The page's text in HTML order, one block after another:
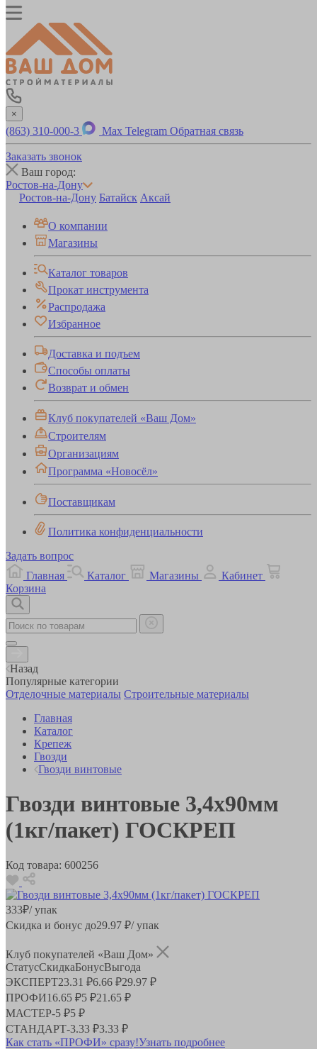
×
(863) 310-000-3 Max Telegram Обратная связь
Заказать звонок
Ваш город:
Ростов-на-Дону
Ростов-на-Дону Батайск Аксай
О компании
Магазины
Каталог товаров
Прокат инструмента
Распродажа
Избранное
Доставка и подъем
Способы оплаты
Возврат и обмен
Клуб покупателей «Ваш Дом»
Строителям
Организациям
Программа «Новосёл»
Поставщикам
Политика конфиденциальности
Задать вопрос
Главная
Каталог Магазины
Кабинет
Корзина
Назад
Популярные категории
Отделочные материалы Строительные материалы
Главная
Каталог
Крепеж
Гвозди
Гвозди винтовые
Гвозди винтовые 3,4х90мм
(1кг/пакет) ГОСКРЕП
Код товара: 600256
333₽/ упак
Скидка и бонус до29.97 ₽/ упак
Клуб покупателей «Ваш Дом»
СтатусСкидкаБонусВыгода
ЭКСПЕРТ23.31 ₽6.66 ₽29.97 ₽
ПРОФИ16.65 ₽5 ₽21.65 ₽
МАСТЕР-5 ₽5 ₽
СТАНДАРТ-3.33 ₽3.33 ₽
Как стать «ПРОФИ» сразу!Узнать подробнее